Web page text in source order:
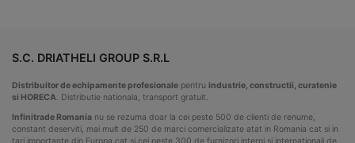
S.C. DRIATHELI GROUP S.R.L
Distribuitor de echipamente profesionale pentru industrie, constructii, curatenie
si HORECA. Distributie nationala, transport gratuit.
Infinitrade Romania nu se rezuma doar la cei peste 500 de clienti de renume,
constant deserviti, mai mult de 250 de marci comercializate atat in Romania cat si in